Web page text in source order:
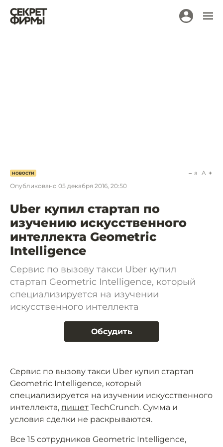
НОВОСТИ
Опубликовано 05 декабря 2016, 20:50
a A
Uber купил стартап по
изучению искусственного
интеллекта Geometric
Intelligence
Сервис по вызову такси Uber купил
стартап Geometric Intelligence, который
специализируется на изучении
искусственного интеллекта
Обсудить
Сервис по вызову такси Uber купил стартап
Geometric Intelligence, который
специализируется на изучении искусственного
интеллекта, пишет TechCrunch. Сумма и
условия сделки не раскрываются.
Все 15 сотрудников Geometric Intelligence,